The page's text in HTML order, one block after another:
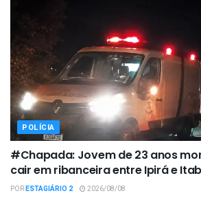
POLÍCIA
#Chapada: Jovem de 23 anos
cair em ribanceira entre Ipirá e
PORESTAGIÁRIO 2 2026/08/08